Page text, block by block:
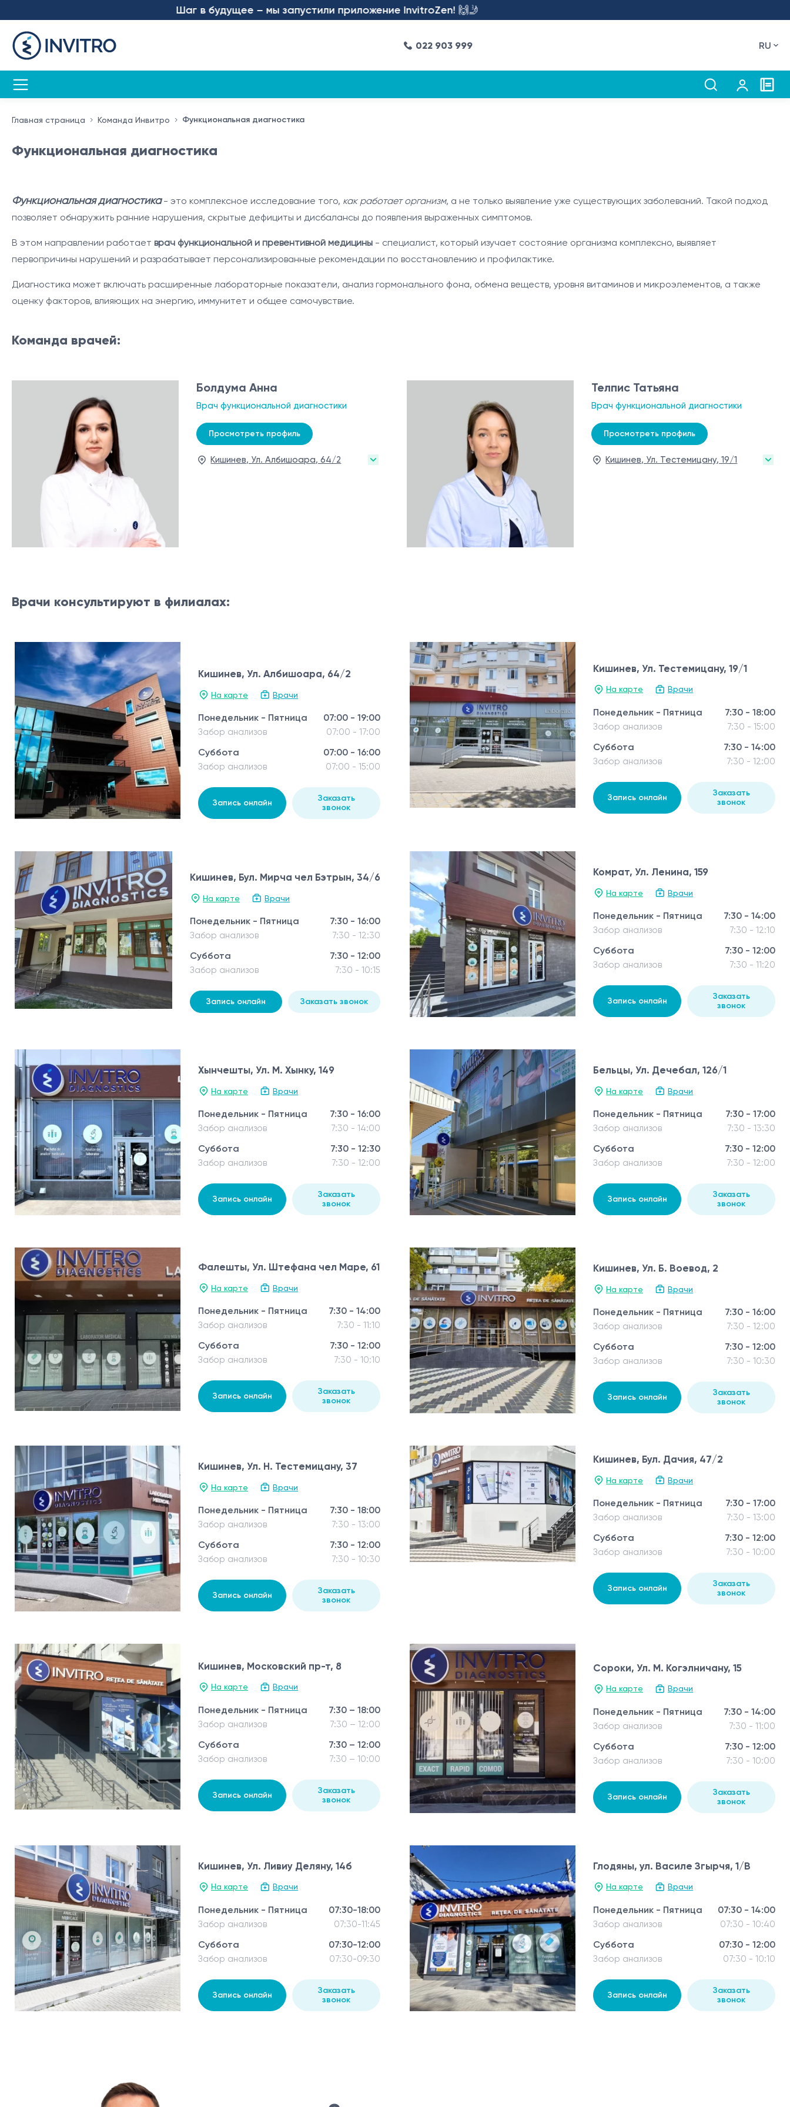
Шаг в будущее – мы запустили приложение InvitroZen! 🙌🤳
022 903 999 RU
Главная страница Команда Инвитро Функциональная диагностика
Функциональная диагностика
Функциональная диагностика- это комплексное исследование того, как работает организм, а не только выявление уже существующих заболеваний. Такой подход
позволяет обнаружить ранние нарушения, скрытые дефициты и дисбалансы до появления выраженных симптомов.
В этом направлении работает врач функциональной и превентивной медицины - специалист, который изучает состояние организма комплексно, выявляет
первопричины нарушений и разрабатывает персонализированные рекомендации по восстановлению и профилактике.
Диагностика может включать расширенные лабораторные показатели, анализ гормонального фона, обмена веществ, уровня витаминов и микроэлементов, а также
оценку факторов, влияющих на энергию, иммунитет и общее самочувствие.
Команда врачей:
Болдума Анна
Врач функциональной диагностики
Просмотреть профиль
Кишинев, Ул. Албишоара, 64/2
Телпиc Татьяна
Врач функциональной диагностики
Просмотреть профиль
Кишинев, Ул. Тестемицану, 19/1
Врачи консультируют в филиалах:
Кишинев, Ул. Албишоара, 64/2
На карте Врачи
Понедельник - Пятница 07:00 - 19:00
Забор анализов 07:00 - 17:00
Суббота 07:00 - 16:00
Забор анализов 07:00 - 15:00
Запись онлайн
Заказать
звонок
Кишинев, Ул. Тестемицану, 19/1
На карте Врачи
Понедельник - Пятница 7:30 - 18:00
Забор анализов 7:30 - 15:00
Суббота 7:30 - 14:00
Забор анализов 7:30 - 12:00
Запись онлайн
Заказать
звонок
Кишинев, Бул. Мирча чел Бэтрын, 34/6
На карте Врачи
Понедельник - Пятница 7:30 - 16:00
Забор анализов 7:30 - 12:30
Суббота 7:30 - 12:00
Забор анализов 7:30 - 10:15
Запись онлайн Заказать звонок
Комрат, Ул. Ленина, 159
На карте Врачи
Понедельник - Пятница 7:30 - 14:00
Забор анализов 7:30 - 12:10
Суббота 7:30 - 12:00
Забор анализов 7:30 - 11:20
Запись онлайн
Заказать
звонок
Хынчешты, Ул. М. Хынку, 149
На карте Врачи
Понедельник - Пятница 7:30 - 16:00
Забор анализов 7:30 - 14:00
Суббота 7:30 - 12:30
Забор анализов 7:30 - 12:00
Запись онлайн
Заказать
звонок
Бельцы, Ул. Дечебал, 126/1
На карте Врачи
Понедельник - Пятница 7:30 - 17:00
Забор анализов 7:30 - 13:30
Суббота 7:30 - 12:00
Забор анализов 7:30 - 12:00
Запись онлайн
Заказать
звонок
Фалешты, Ул. Штефана чел Маре, 61
На карте Врачи
Понедельник - Пятница 7:30 - 14:00
Забор анализов 7:30 - 11:10
Суббота 7:30 - 12:00
Забор анализов 7:30 - 10:10
Запись онлайн
Заказать
звонок
Кишинев, Ул. Б. Воевод, 2
На карте Врачи
Понедельник - Пятница 7:30 - 16:00
Забор анализов 7:30 - 12:00
Суббота 7:30 - 12:00
Забор анализов 7:30 - 10:30
Запись онлайн
Заказать
звонок
Кишинев, Ул. Н. Тестемицану, 37
На карте Врачи
Понедельник - Пятница 7:30 - 18:00
Забор анализов 7:30 - 13:00
Суббота 7:30 - 12:00
Забор анализов 7:30 - 10:30
Запись онлайн
Заказать
звонок
Кишинев, Бул. Дачия, 47/2
На карте Врачи
Понедельник - Пятница 7:30 - 17:00
Забор анализов 7:30 - 13:00
Суббота 7:30 - 12:00
Забор анализов 7:30 - 10:00
Запись онлайн
Заказать
звонок
Кишинев, Московский пр-т, 8
На карте Врачи
Понедельник - Пятница 7:30 – 18:00
Забор анализов 7:30 – 12:00
Суббота 7:30 – 12:00
Забор анализов 7:30 – 10:00
Запись онлайн
Заказать
звонок
Сороки, Ул. М. Когэлничану, 15
На карте Врачи
Понедельник - Пятница 7:30 - 14:00
Забор анализов 7:30 - 11:00
Суббота 7:30 - 12:00
Забор анализов 7:30 - 10:00
Запись онлайн
Заказать
звонок
Кишинев, Ул. Ливиу Деляну, 14б
На карте Врачи
Понедельник - Пятница 07:30-18:00
Забор анализов 07:30-11:45
Суббота 07:30-12:00
Забор анализов 07:30-09:30
Запись онлайн
Заказать
звонок
Глодяны, ул. Василе Згырчя, 1/В
На карте Врачи
Понедельник - Пятница 07:30 - 14:00
Забор анализов 07:30 - 10:40
Суббота 07:30 - 12:00
Забор анализов 07:30 - 10:10
Запись онлайн
Заказать
звонок